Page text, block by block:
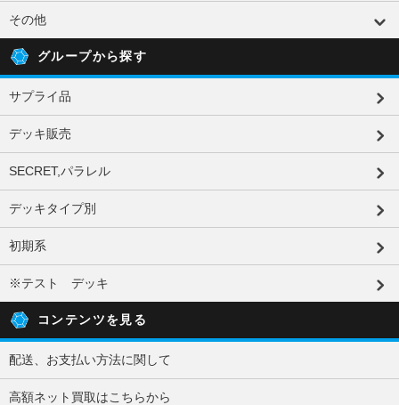
その他
グループから探す
サプライ品
デッキ販売
SECRET,パラレル
デッキタイプ別
初期系
※テスト デッキ
コンテンツを見る
配送、お支払い方法に関して
高額ネット買取はこちらから